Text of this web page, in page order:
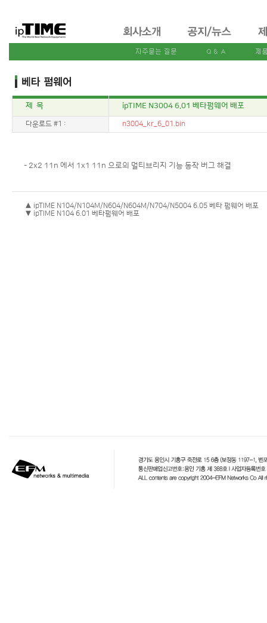
제 목 ipTIME N3004 6.01 베타펌웨어 배포
다운로드 #1 : n3004_kr_6_01.bin
- 2x2 11n 에서 1x1 11n 으로의 멀티브리지 기능 동작 버그 해결
▲ ipTIME N104/N104M/N604/N604M/N704/N5004 6.05 베타 펌웨어 배포
▼ ipTIME N104 6.01 베타펌웨어 배포